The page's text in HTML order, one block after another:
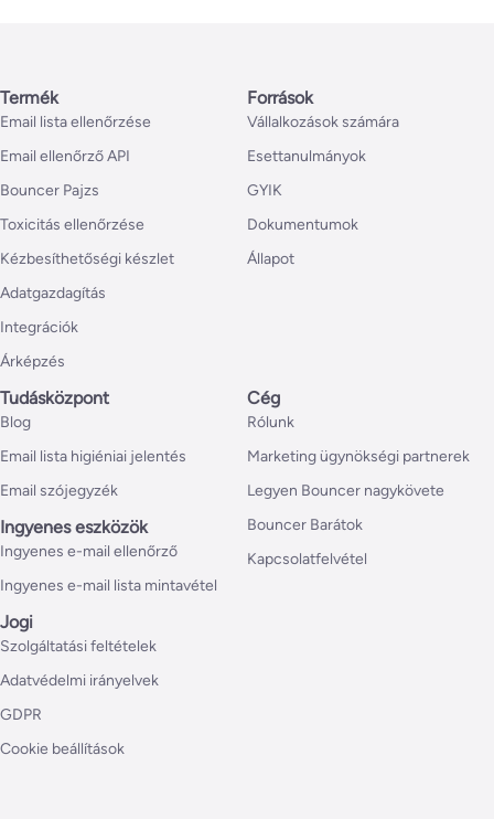
Termék
Email lista ellenőrzése
Email ellenőrző API
Bouncer Pajzs
Toxicitás ellenőrzése
Kézbesíthetőségi készlet
Adatgazdagítás
Integrációk
Árképzés
Források
Vállalkozások számára
Esettanulmányok
GYIK
Dokumentumok
Állapot
Tudásközpont
Blog
Email lista higiéniai jelentés
Email szójegyzék
Ingyenes eszközök
Ingyenes e-mail ellenőrző
Ingyenes e-mail lista mintavétel
Cég
Rólunk
Marketing ügynökségi partnerek
Legyen Bouncer nagykövete
Bouncer Barátok
Kapcsolatfelvétel
Jogi
Szolgáltatási feltételek
Adatvédelmi irányelvek
GDPR
Cookie beállítások